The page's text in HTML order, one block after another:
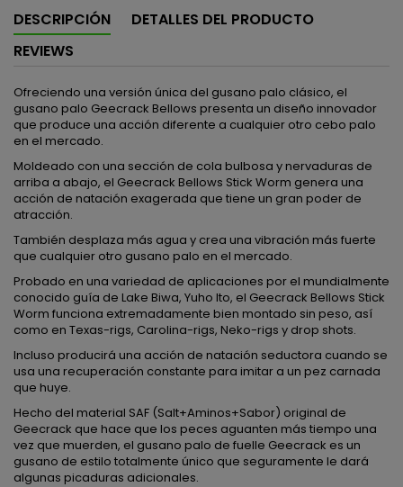
DESCRIPCIÓN
DETALLES DEL PRODUCTO
REVIEWS
Ofreciendo una versión única del gusano palo clásico, el
gusano palo Geecrack Bellows presenta un diseño innovador
que produce una acción diferente a cualquier otro cebo palo
en el mercado.
Moldeado con una sección de cola bulbosa y nervaduras de
arriba a abajo, el Geecrack Bellows Stick Worm genera una
acción de natación exagerada que tiene un gran poder de
atracción.
También desplaza más agua y crea una vibración más fuerte
que cualquier otro gusano palo en el mercado.
Probado en una variedad de aplicaciones por el mundialmente
conocido guía de Lake Biwa, Yuho Ito, el Geecrack Bellows Stick
Worm funciona extremadamente bien montado sin peso, así
como en Texas-rigs, Carolina-rigs, Neko-rigs y drop shots.
Incluso producirá una acción de natación seductora cuando se
usa una recuperación constante para imitar a un pez carnada
que huye.
Hecho del material SAF (Salt+Aminos+Sabor) original de
Geecrack que hace que los peces aguanten más tiempo una
vez que muerden, el gusano palo de fuelle Geecrack es un
gusano de estilo totalmente único que seguramente le dará
algunas picaduras adicionales.